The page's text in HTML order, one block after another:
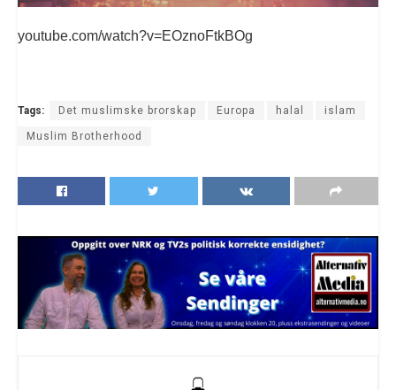
youtube.com/watch?v=EOznoFtkBOg
Tags: Det muslimske brorskap Europa halal islam
Muslim Brotherhood